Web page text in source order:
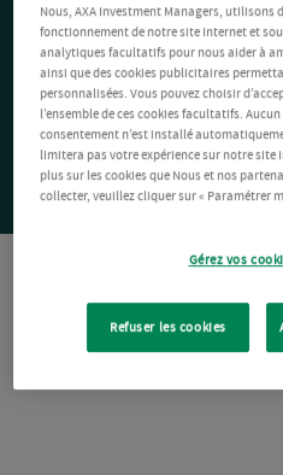
Nous, AXA Investment Managers, utilisons
fonctionnement de notre site Internet et
analytiques facultatifs pour nous aider à
ainsi que des cookies publicitaires
personnalisées. Vous pouvez choisir
l’ensemble de ces cookies facultatifs.
consentement n’est installé
limitera pas votre expérience sur notre site
plus sur les cookies que Nous et nos
collecter, veuillez cliquer sur « Paramétrer
Gérez vos
Refuser les cookies